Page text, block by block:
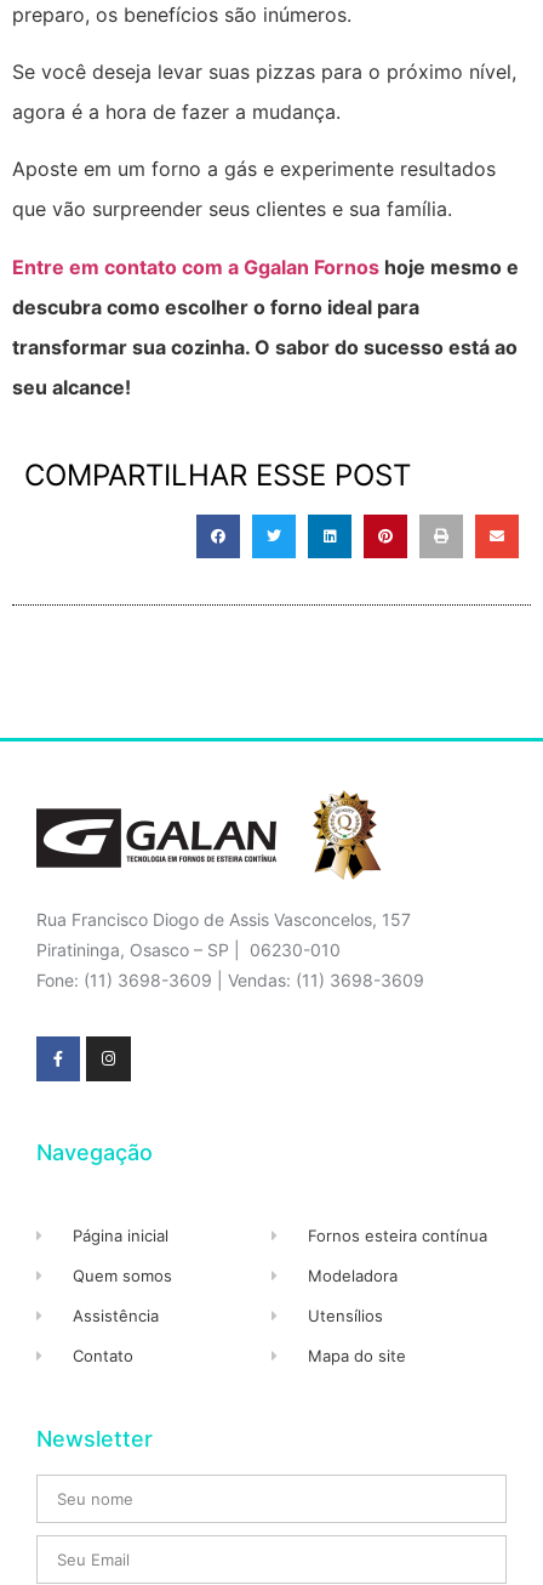
preparo, os benefícios são inúmeros.
Se você deseja levar suas pizzas para o próximo nível,
agora é a hora de fazer a mudança.
Aposte em um forno a gás e experimente resultados
que vão surpreender seus clientes e sua família.
Entre em contato com a Ggalan Fornos hoje mesmo e
descubra como escolher o forno ideal para
transformar sua cozinha. O sabor do sucesso está ao
seu alcance!
COMPARTILHAR ESSE POST
Rua Francisco Diogo de Assis Vasconcelos, 157
Piratininga, Osasco – SP | 06230-010
Fone: (11) 3698-3609 | Vendas: (11) 3698-3609
Navegação
Página inicial
Quem somos
Assistência
Contato
Fornos esteira contínua
Modeladora
Utensílios
Mapa do site
Newsletter